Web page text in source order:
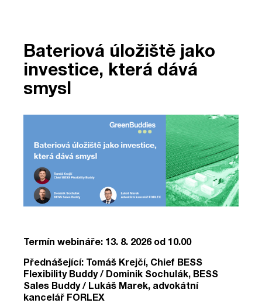
Bateriová úložiště jako
investice, která dává
smysl
Termín webináře: 13. 8. 2026 od 10.00
Přednášející: Tomáš Krejčí, Chief BESS
Flexibility Buddy / Dominik Sochulák, BESS
Sales Buddy / Lukáš Marek, advokátní
kancelář FORLEX